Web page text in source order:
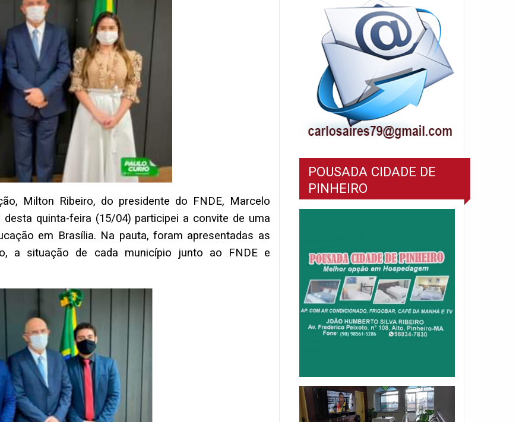
Milton Ribeiro, do presidente do FNDE, Marcelo
quinta-feira (15/04) participei a convite de uma
em Brasília. Na pauta, foram apresentadas as
a situação de cada município junto ao FNDE e
POUSADA CIDADE DE
PINHEIRO